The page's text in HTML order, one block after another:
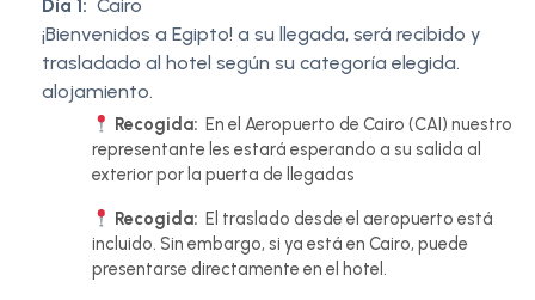
Día 1: Cairo
¡Bienvenidos a Egipto! a su llegada, será recibido y
trasladado al hotel según su categoría elegida.
alojamiento.
Recogida: En el Aeropuerto de Cairo (CAI) nuestro
representante les estará esperando a su salida al
exterior por la puerta de llegadas
Recogida: El traslado desde el aeropuerto está
incluido. Sin embargo, si ya está en Cairo, puede
presentarse directamente en el hotel.